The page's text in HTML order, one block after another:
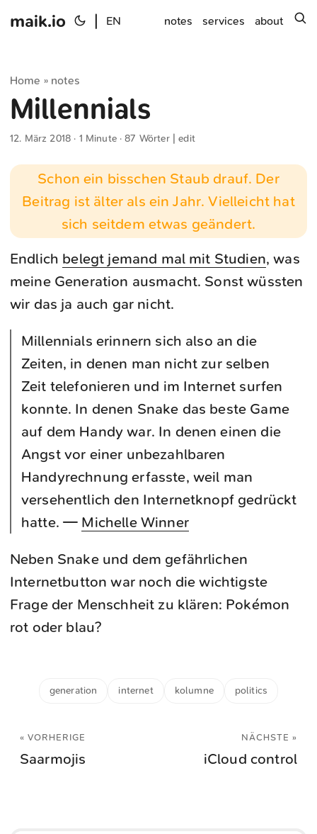
maik.io EN notes services about
Home » notes
Millennials
12. März 2018 · 1 Minute · 87 Wörter |edit
Schon ein bisschen Staub drauf. Der
Beitrag ist älter als ein Jahr. Vielleicht hat
sich seitdem etwas geändert.
Endlich belegt jemand mal mit Studien, was
meine Generation ausmacht. Sonst wüssten
wir das ja auch gar nicht.
Millennials erinnern sich also an die
Zeiten, in denen man nicht zur selben
Zeit telefonieren und im Internet surfen
konnte. In denen Snake das beste Game
auf dem Handy war. In denen einen die
Angst vor einer unbezahlbaren
Handyrechnung erfasste, weil man
versehentlich den Internetknopf gedrückt
hatte. — Michelle Winner
Neben Snake und dem gefährlichen
Internetbutton war noch die wichtigste
Frage der Menschheit zu klären: Pokémon
rot oder blau?
generation internet kolumne politics
« VORHERIGE
Saarmojis
NÄCHSTE »
iCloud control